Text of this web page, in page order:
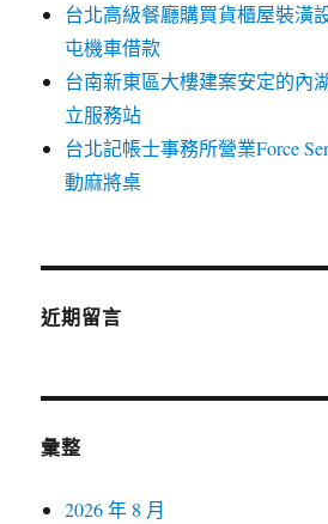
台北高級餐廳購買貨櫃屋裝潢
屯機車借款
台南新東區大樓建案安定的內
立服務站
台北記帳士事務所營業Force
動麻將桌
近期留言
彙整
2026 年 8 月